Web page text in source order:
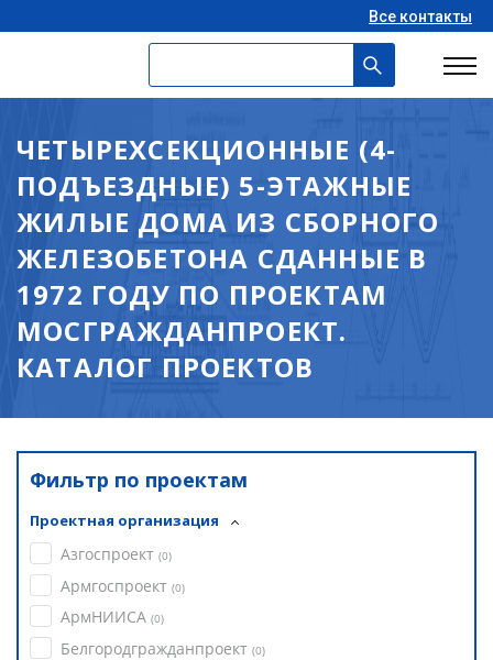
Все контакты
ЧЕТЫРЕХСЕКЦИОННЫЕ (4-
ПОДЪЕЗДНЫЕ) 5-ЭТАЖНЫЕ
ЖИЛЫЕ ДОМА ИЗ СБОРНОГО
ЖЕЛЕЗОБЕТОНА СДАННЫЕ В
1972 ГОДУ ПО ПРОЕКТАМ
МОСГРАЖДАНПРОЕКТ.
КАТАЛОГ ПРОЕКТОВ
Фильтр по проектам
Проектная организация
Азгоспроект (0)
Армгоспроект (0)
АрмНИИСА (0)
Белгородгражданпроект (0)